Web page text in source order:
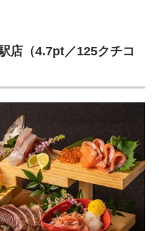
店（4.7pt／125クチコ